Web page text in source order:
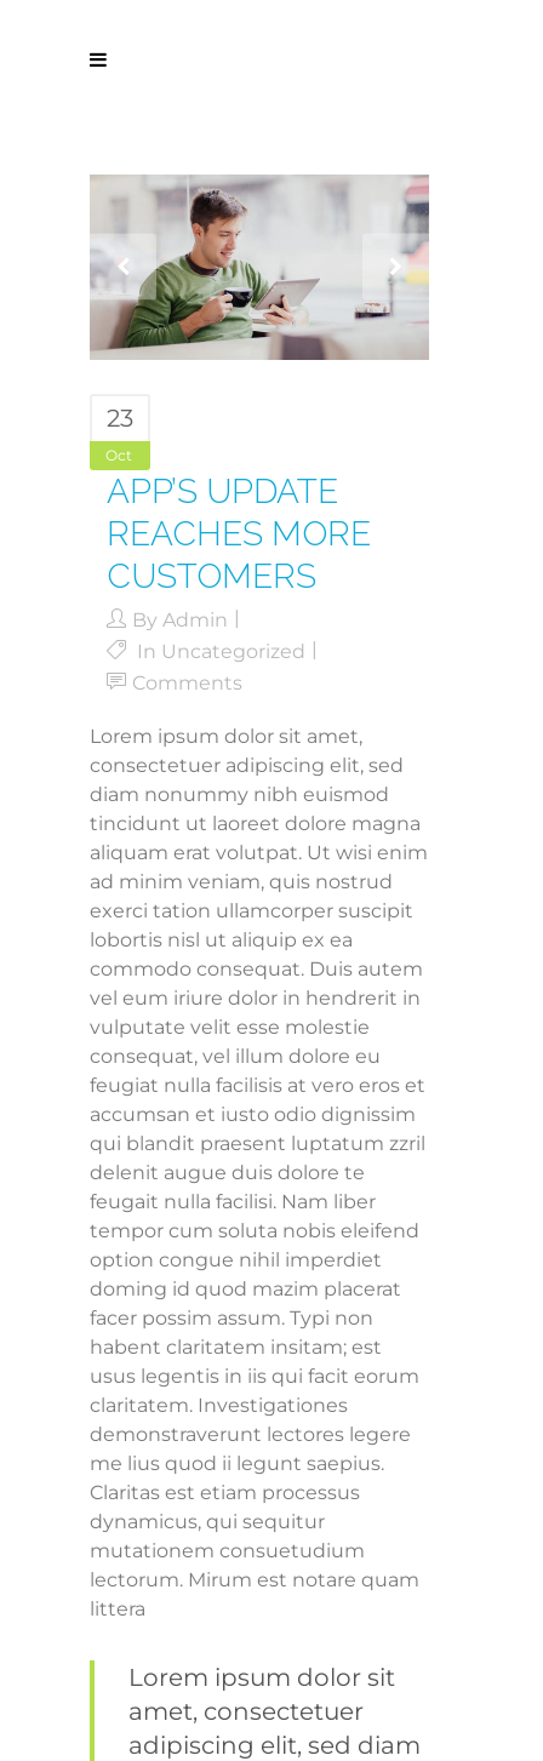
23
Oct
APP’S UPDATE
REACHES MORE
CUSTOMERS
By Admin
In Uncategorized
Comments
Lorem ipsum dolor sit amet,
consectetuer adipiscing elit, sed
diam nonummy nibh euismod
tincidunt ut laoreet dolore magna
aliquam erat volutpat. Ut wisi enim
ad minim veniam, quis nostrud
exerci tation ullamcorper suscipit
lobortis nisl ut aliquip ex ea
commodo consequat. Duis autem
vel eum iriure dolor in hendrerit in
vulputate velit esse molestie
consequat, vel illum dolore eu
feugiat nulla facilisis at vero eros et
accumsan et iusto odio dignissim
qui blandit praesent luptatum zzril
delenit augue duis dolore te
feugait nulla facilisi. Nam liber
tempor cum soluta nobis eleifend
option congue nihil imperdiet
doming id quod mazim placerat
facer possim assum. Typi non
habent claritatem insitam; est
usus legentis in iis qui facit eorum
claritatem. Investigationes
demonstraverunt lectores legere
me lius quod ii legunt saepius.
Claritas est etiam processus
dynamicus, qui sequitur
mutationem consuetudium
lectorum. Mirum est notare quam
littera
Lorem ipsum dolor sit
amet, consectetuer
adipiscing elit, sed diam